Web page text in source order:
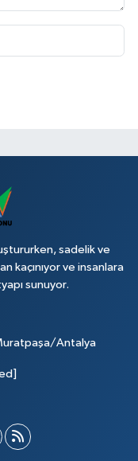
sadelik ve
kaçınıyor ve insanlara
sunuyor.
Antalya